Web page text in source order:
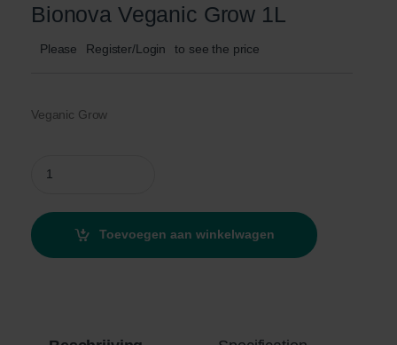
Bionova Veganic Grow 1L
Please Register/Login to see the price
Veganic Grow
Toevoegen aan winkelwagen